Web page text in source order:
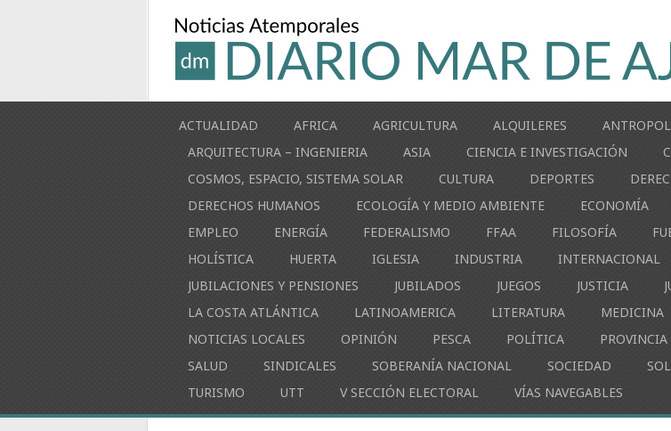
ACTUALIDAD AFRICA AGRICULTURA ALQUILERES
ARQUITECTURA – INGENIERIA
ASIA CIENCIA E INVESTIGACIÓN
COSMOS, ESPACIO, SISTEMA SOLAR
CULTURA DEPORTES
DERECHOS HUMANOS
ECOLOGÍA Y MEDIO AMBIENTE ECONOMÍA
EMPLEO
ENERGÍA FEDERALISMO FFAA FILOSOFÍA
HOLÍSTICA
HUERTA IGLESIA INDUSTRIA INTERNACIONAL
JUBILACIONES Y PENSIONES
JUBILADOS JUEGOS JUSTICIA
LA COSTA ATLÁNTICA
LATINOAMERICA LITERATURA MEDICINA
NOTICIAS LOCALES
OPINIÓN PESCA POLÍTICA PROVINCIA
SALUD
SINDICALES SOBERANÍA NACIONAL SOCIEDAD
TURISMO
UTT V SECCIÓN ELECTORAL VÍAS NAVEGABLES